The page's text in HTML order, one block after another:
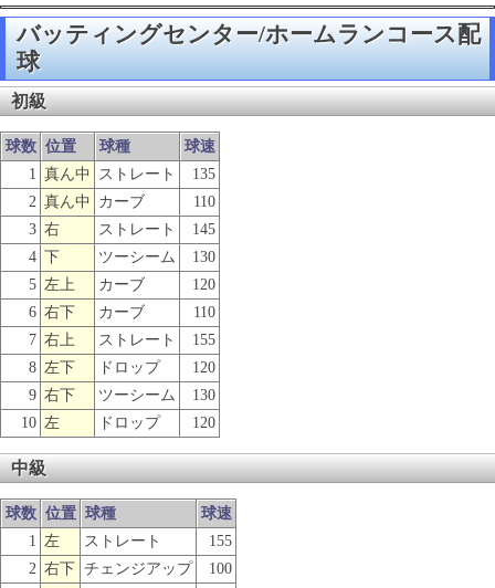
バッティングセンター/ホームランコース配
球
初級
球数 位置 球種
球速
1
真ん中 ストレート
135
2 真ん中 カーブ
110
3 右 ストレート
145
4 下 ツーシーム
130
5 左上 カーブ
120
6 右下 カーブ
110
7 右上 ストレート
155
8 左下 ドロップ
120
9 右下 ツーシーム
130
10 左 ドロップ 120
中級
球数 位置 球種
球速
1
左 ストレート
155
2 右下 チェンジアップ
100